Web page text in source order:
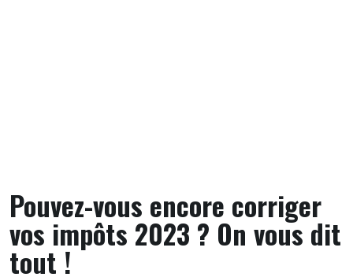
Pouvez-vous encore corriger
vos impôts 2023 ? On vous dit
tout !